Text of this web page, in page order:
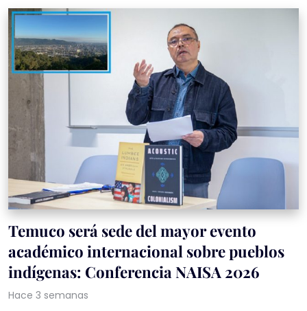
Temuco será sede del mayor evento
académico internacional sobre pueblos
indígenas: Conferencia NAISA 2026
Hace 3 semanas